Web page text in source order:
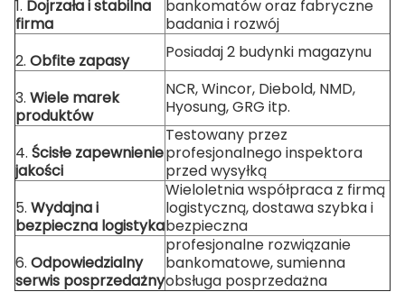
1. Dojrzała i stabilna
firma
bankomatów oraz fabryczne
badania i rozwój
2. Obfite zapasy Posiadaj 2 budynki magazynu
3. Wiele marek
produktów
NCR, Wincor, Diebold, NMD,
Hyosung, GRG itp.
4. Ścisłe zapewnienie
jakości
Testowany przez
profesjonalnego inspektora
przed wysyłką
5. Wydajna i
bezpieczna logistyka
Wieloletnia współpraca z firmą
logistyczną, dostawa szybka i
bezpieczna
6. Odpowiedzialny
serwis posprzedażny
profesjonalne rozwiązanie
bankomatowe, sumienna
obsługa posprzedażna